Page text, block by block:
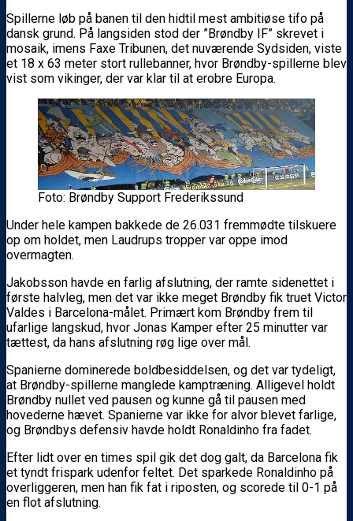
Spillerne løb på banen til den hidtil mest ambitiøse tifo på
dansk grund. På langsiden stod der ”Brøndby IF” skrevet i
mosaik, imens Faxe Tribunen, det nuværende Sydsiden, viste
et 18 x 63 meter stort rullebanner, hvor Brøndby-spillerne blev
vist som vikinger, der var klar til at erobre Europa.
Foto: Brøndby Support Frederikssund
Under hele kampen bakkede de 26.031 fremmødte tilskuere
op om holdet, men Laudrups tropper var oppe imod
overmagten.
Jakobsson havde en farlig afslutning, der ramte sidenettet i
første halvleg, men det var ikke meget Brøndby fik truet Victor
Valdes i Barcelona-målet. Primært kom Brøndby frem til
ufarlige langskud, hvor Jonas Kamper efter 25 minutter var
tættest, da hans afslutning røg lige over mål.
Spanierne dominerede boldbesiddelsen, og det var tydeligt,
at Brøndby-spillerne manglede kamptræning. Alligevel holdt
Brøndby nullet ved pausen og kunne gå til pausen med
hovederne hævet. Spanierne var ikke for alvor blevet farlige,
og Brøndbys defensiv havde holdt Ronaldinho fra fadet.
Efter lidt over en times spil gik det dog galt, da Barcelona fik
et tyndt frispark udenfor feltet. Det sparkede Ronaldinho på
overliggeren, men han fik fat i riposten, og scorede til 0-1 på
en flot afslutning.